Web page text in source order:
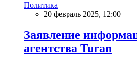
Политика
20 февраль 2025, 12:00
Заявление
агентства Turan